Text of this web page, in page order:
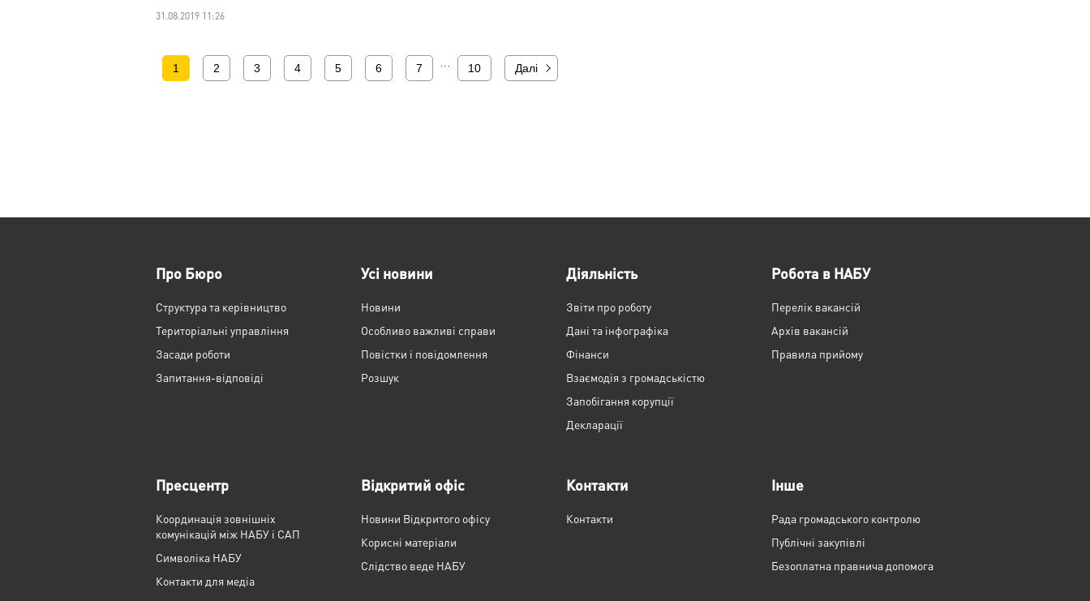
31.08.2019 11:26
1 2 3 4 5 6 7 10 Далі
Про Бюро
Структура та керівництво
Територіальні управління
Засади роботи
Запитання-відповіді
Усі новини
Новини
Особливо важливі справи
Повістки і повідомлення
Розшук
Діяльність
Звіти про роботу
Дані та інфографіка
Фінанси
Взаємодія з громадськістю
Запобігання корупції
Декларації
Робота в НАБУ
Перелік вакансій
Архів вакансій
Правила прийому
Пресцентр
Координація зовнішніх
комунікацій між НАБУ і САП
Cимволіка НАБУ
Контакти для медіа
Відкритий офіс
Новини Відкритого офісу
Корисні матеріали
Слідство веде НАБУ
Контакти
Контакти
Інше
Рада громадського контролю
Публічні закупівлі
Безоплатна правнича допомога